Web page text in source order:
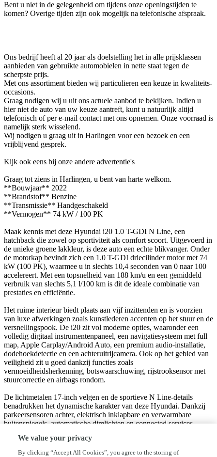
Bent u niet in de gelegenheid om tijdens onze openingstijden te
komen? Overige tijden zijn ook mogelijk na telefonische afspraak.
Ons bedrijf heeft al 20 jaar als doelstelling het in alle prijsklassen
aanbieden van gebruikte automobielen in nette staat tegen de
scherpste prijs.
Met ons assortiment bieden wij particulieren een keuze in kwaliteits-
occasions.
Graag nodigen wij u uit ons actuele aanbod te bekijken. Indien u
hier niet de auto van uw keuze aantreft, kunt u natuurlijk altijd
telefonisch of per e-mail contact met ons opnemen. Onze voorraad is
namelijk sterk wisselend.
Wij nodigen u graag uit in Harlingen voor een bezoek en een
vrijblijvend gesprek.
Kijk ook eens bij onze andere advertentie's
Graag tot ziens in Harlingen, u bent van harte welkom.
**Bouwjaar** 2022
**Brandstof** Benzine
**Transmissie** Handgeschakeld
**Vermogen** 74 kW / 100 PK
Maak kennis met deze Hyundai i20 1.0 T-GDI N Line, een
hatchback die zowel op sportiviteit als comfort scoort. Uitgevoerd in
de unieke groene lakkleur, is deze auto een echte blikvanger. Onder
de motorkap bevindt zich een 1.0 T-GDI driecilinder motor met 74
kW (100 PK), waarmee u in slechts 10,4 seconden van 0 naar 100
accelereert. Met een topsnelheid van 188 km/u en een gemiddeld
verbruik van slechts 5,1 l/100 km is dit de ideale combinatie van
prestaties en efficiëntie.
Het ruime interieur biedt plaats aan vijf inzittenden en is voorzien
van luxe afwerkingen zoals kunstlederen accenten op het stuur en de
versnellingspook. De i20 zit vol moderne opties, waaronder een
volledig digitaal instrumentenpaneel, een navigatiesysteem met full
map, Apple Carplay/Android Auto, een premium audio-installatie,
dodehoekdetectie en een achteruitrijcamera. Ook op het gebied van
veiligheid zit u goed dankzij functies zoals
vermoeidheidsherkenning, botswaarschuwing, rijstrooksensor met
stuurcorrectie en airbags rondom.
De lichtmetalen 17-inch velgen en de sportieve N Line-details
benadrukken het dynamische karakter van deze Hyundai. Dankzij
parkeersensoren achter, elektrisch inklapbare en verwarmbare
buitenspiegels, automatische dimlichten en connected services,
Deze praktisch nieuwe Hyundai i20, met APK geldig tot mei 2026,
We value your privacy
By clicking “Accept All Cookies”, you agree to the storing of